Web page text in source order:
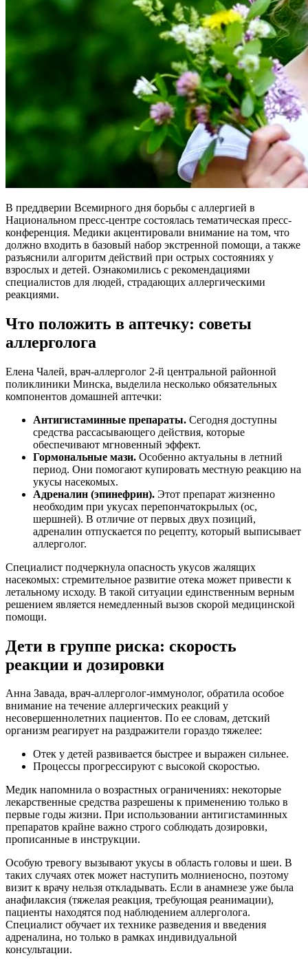
В преддверии Всемирного дня борьбы с аллергией в
Национальном пресс-центре состоялась тематическая пресс-
конференция. Медики акцентировали внимание на том, что
должно входить в базовый набор экстренной помощи, а также
разъяснили алгоритм действий при острых состояниях у
взрослых и детей. Ознакомились с рекомендациями
специалистов для людей, страдающих аллергическими
реакциями.
Что положить в аптечку: советы
аллерголога
Елена Чалей, врач-аллерголог 2-й центральной районной
поликлиники Минска, выделила несколько обязательных
компонентов домашней аптечки:
Антигистаминные препараты. Сегодня доступны
средства рассасывающего действия, которые
обеспечивают мгновенный эффект.
Гормональные мази. Особенно актуальны в летний
период. Они помогают купировать местную реакцию на
укусы насекомых.
Адреналин (эпинефрин). Этот препарат жизненно
необходим при укусах перепончатокрылых (ос,
шершней). В отличие от первых двух позиций,
адреналин отпускается по рецепту, который выписывает
аллерголог.
Специалист подчеркнула опасность укусов жалящих
насекомых: стремительное развитие отека может привести к
летальному исходу. В такой ситуации единственным верным
решением является немедленный вызов скорой медицинской
помощи.
Дети в группе риска: скорость
реакции и дозировки
Анна Завада, врач-аллерголог-иммунолог, обратила особое
внимание на течение аллергических реакций у
несовершеннолетних пациентов. По ее словам, детский
организм реагирует на раздражители гораздо тяжелее:
Отек у детей развивается быстрее и выражен сильнее.
Процессы прогрессируют с высокой скоростью.
Медик напомнила о возрастных ограничениях: некоторые
лекарственные средства разрешены к применению только в
первые годы жизни. При использовании антигистаминных
препаратов крайне важно строго соблюдать дозировки,
прописанные в инструкции.
Особую тревогу вызывают укусы в область головы и шеи. В
таких случаях отек может наступить молниеносно, поэтому
визит к врачу нельзя откладывать. Если в анамнезе уже была
анафилаксия (тяжелая реакция, требующая реанимации),
пациенты находятся под наблюдением аллерголога.
Специалист обучает их технике разведения и введения
адреналина, но только в рамках индивидуальной
консультации.